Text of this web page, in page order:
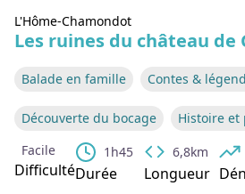
L'Hôme-Chamondot
Les ruines du château de
Balade en famille Contes &
Découverte du bocage
Histoire
Facile
Difficulté
1h45
Durée
6,8km
Longueur